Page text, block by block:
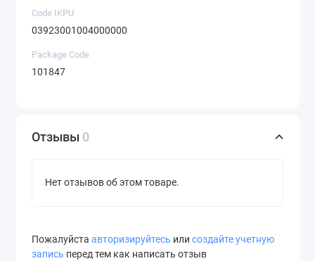
Code IKPU
03923001004000000
Package Code
101847
Отзывы 0
Нет отзывов об этом товаре.
Пожалуйста авторизируйтесь или создайте учетную
запись перед тем как написать отзыв